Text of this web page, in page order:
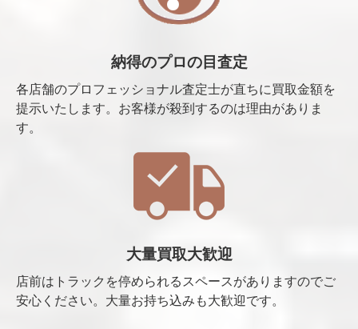
納得のプロの目査定
各店舗のプロフェッショナル査定士が直ちに買取金額を
提示いたします。お客様が殺到するのは理由がありま
す。
大量買取大歓迎
店前はトラックを停められるスペースがありますのでご
安心ください。大量お持ち込みも大歓迎です。